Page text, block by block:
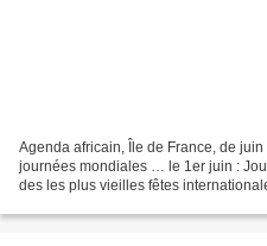
Agenda africain, Île de France, de
journées mondiales … le 1er juin :
des les plus vieilles fêtes